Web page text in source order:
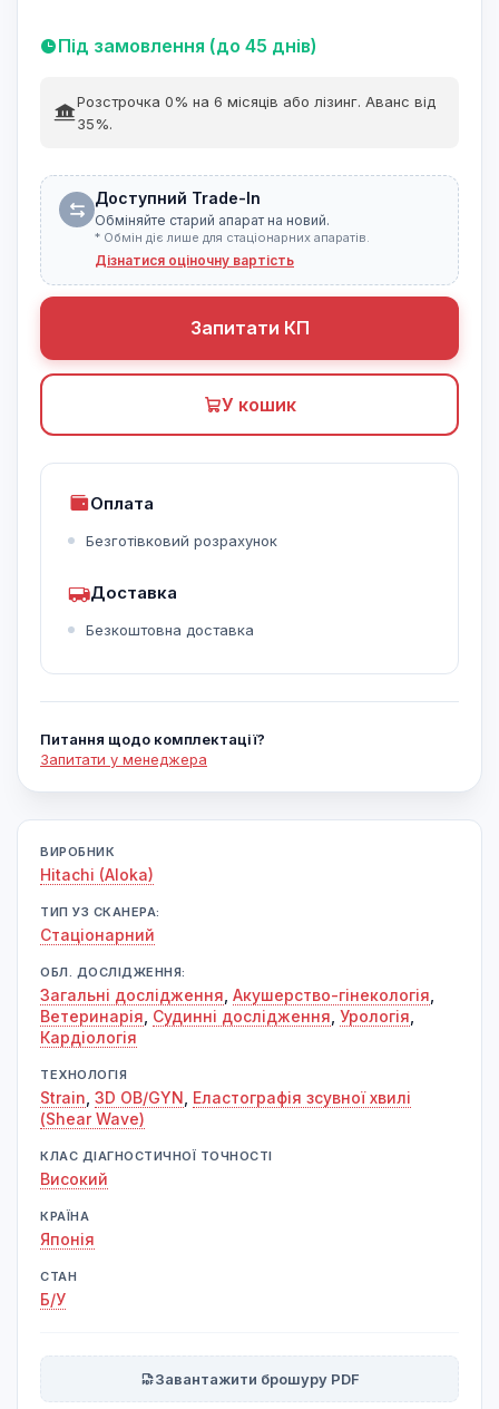
Під замовлення (до 45 днів)
Розстрочка 0% на 6 місяців або лізинг. Аванс від
35%.
Доступний Trade-In
Обміняйте старий апарат на новий.
* Обмін діє лише для стаціонарних апаратів.
Дізнатися оціночну вартість
Запитати КП
У кошик
Оплата
Безготівковий розрахунок
Доставка
Безкоштовна доставка
Питання щодо комплектації?
Запитати у менеджера
ВИРОБНИК
Hitachi (Aloka)
ТИП УЗ СКАНЕРА:
Cтаціонарний
ОБЛ. ДОСЛІДЖЕННЯ:
Загальні дослідження Акушерство-гінекологія
Ветеринарія Судинні дослідження Урологія
Кардіологія
ТЕХНОЛОГІЯ
Strain 3D OB/GYN Еластографія зсувної хвилі
(Shear Wave)
КЛАС ДІАГНОСТИЧНОЇ ТОЧНОСТІ
Високий
КРАЇНА
Японія
СТАН
Б/У
Завантажити брошуру PDF